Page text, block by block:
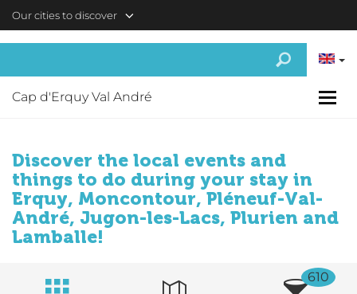
Skip to main content
Our cities to discover
Cap d'Erquy Val André
Discover the local events and
things to do during your stay in
Erquy, Moncontour, Pléneuf-Val-
André, Jugon-les-Lacs, Plurien and
Lamballe!
610